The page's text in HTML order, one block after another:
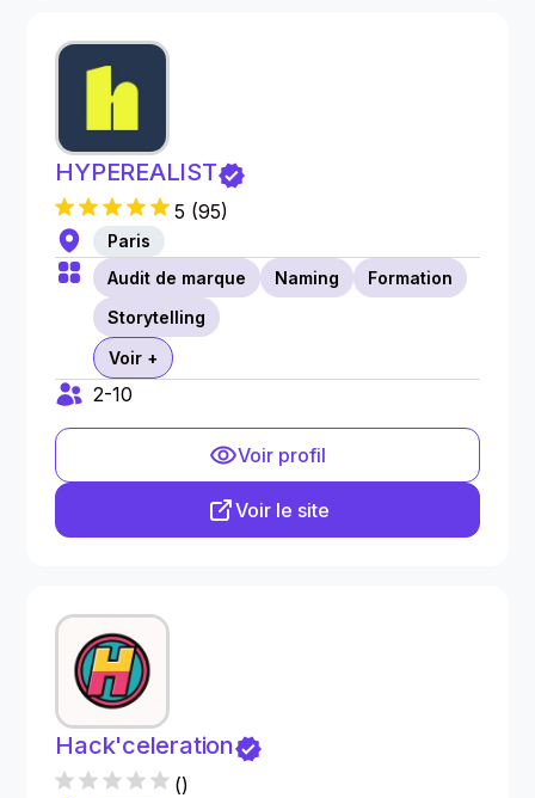
HYPEREALIST
5 (95)
Paris
Audit de marque
Naming
Formation
Storytelling
Voir +
2-10
Voir profil
Voir le site
Hack'celeration
()